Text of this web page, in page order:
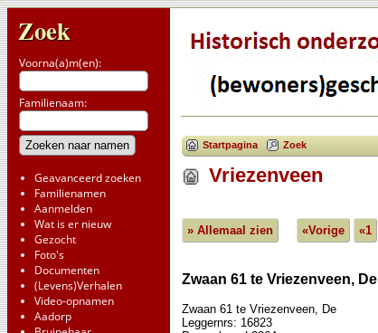
Zoek
Voorna(a)m(en):
Familienaam:
Geavanceerd zoeken
Familienamen
Aanmelden
Wat is er nieuw
Gezocht
Foto's
Documenten
(Levens)Verhalen
Video-opnamen
Aadorp
Startpagina Zoek
Vriezenveen
» Allemaal zien «Vorige «1
Zwaan 61 te Vriezenveen, De
Zwaan 61 te Vriezenveen, De
Leggernrs: 16823